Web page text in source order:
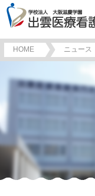
HOME ニュース